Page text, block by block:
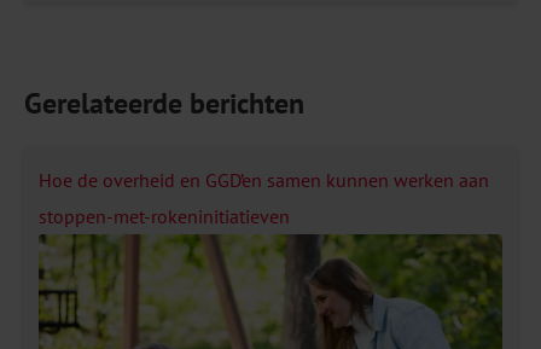
Gerelateerde berichten
Hoe de overheid en GGD’en samen kunnen werken aan
stoppen-met-rokeninitiatieven